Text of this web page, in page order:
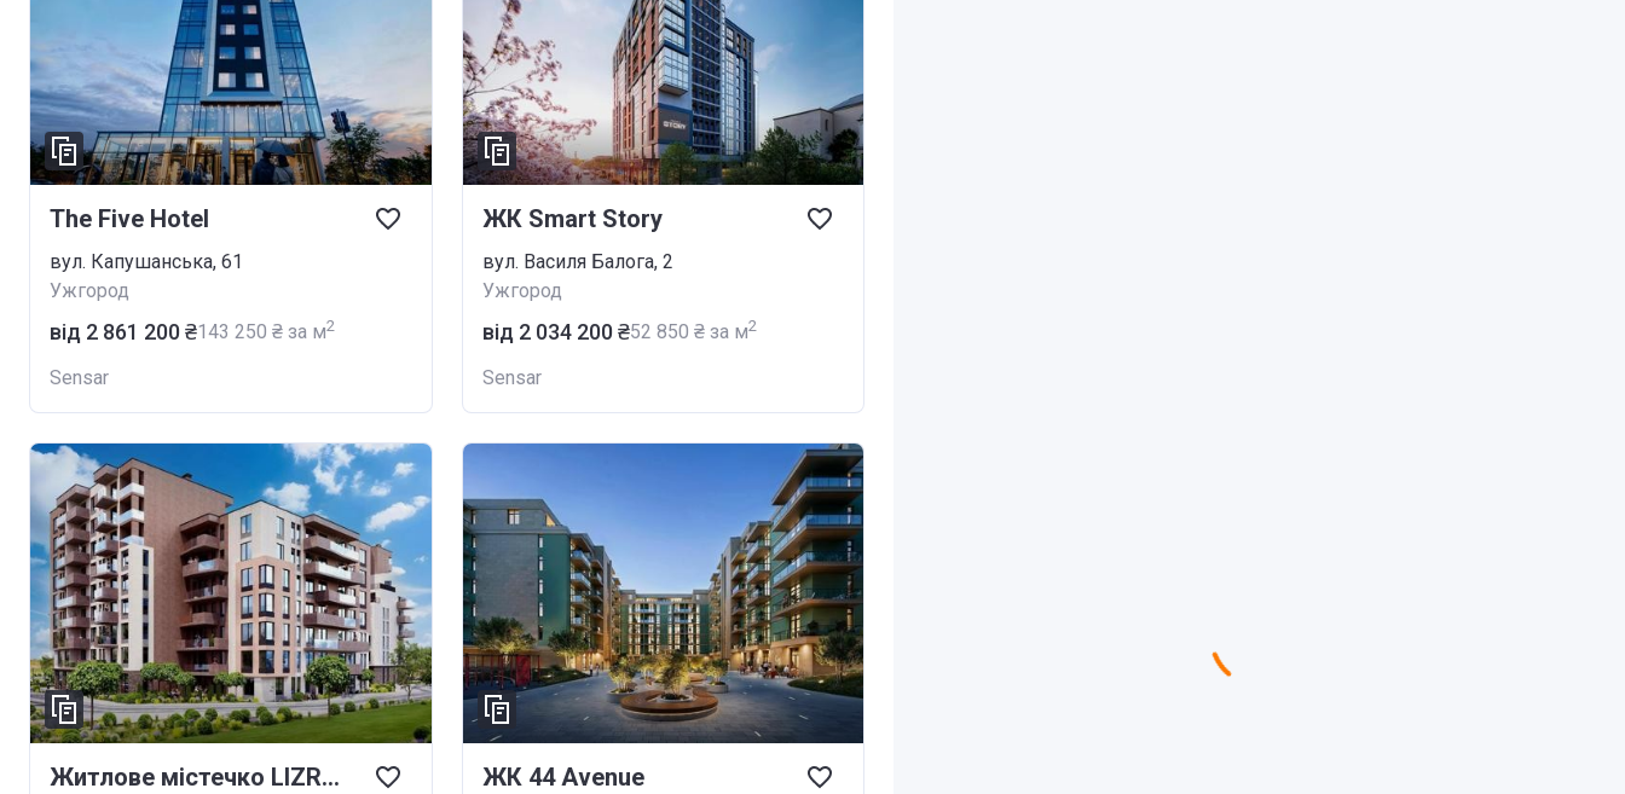
The Five Hotel
вул. Капушанська, 61
Ужгород
від ‍2 861 200 ₴‍143 250 ₴ за м2
Sensar
ЖК Smart Story
вул. Василя Балога, 2
Ужгород
від ‍2 034 200 ₴‍52 850 ₴ за м2
Sensar
Житлове містечко LIZROME ЖК 44 Avenue